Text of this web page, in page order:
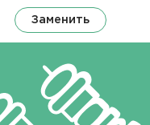
Заменить